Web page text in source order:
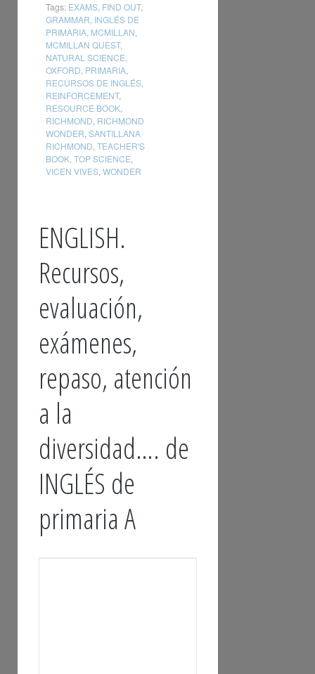
Tags: EXAMS FIND OUT,
GRAMMAR INGLÉS DE
PRIMARIA MCMILLAN
MCMILLAN QUEST,
NATURAL SCIENCE
OXFORD PRIMARIA
RECURSOS DE INGLÉS
REINFORCEMENT,
RESOURCE BOOK
RICHMOND RICHMOND
WONDER SANTILLANA
RICHMOND TEACHER'S
BOOK TOP SCIENCE
VICEN VIVES WONDER
ENGLISH.
Recursos,
evaluación,
exámenes,
repaso, atención
a la
diversidad…. de
INGLÉS de
primaria A